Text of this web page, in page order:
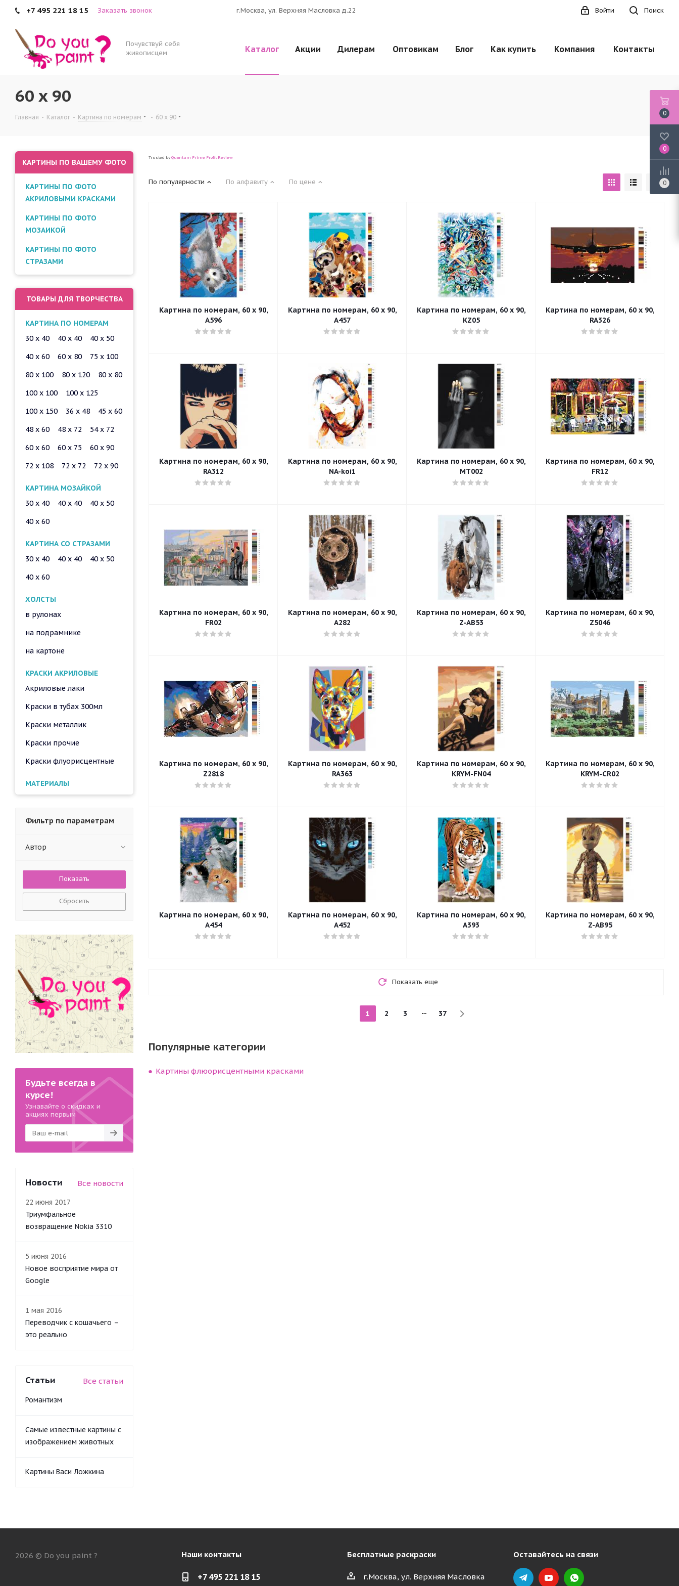
+7 495 221 18 15 Заказать звонок г.Москва, ул. Верхняя Масловка д.22 Поиск
Войти
Почувствуй себя
живописцем
Каталог Акции Дилерам Оптовикам Блог Как купить Компания Контакты
60 x 90
Главная - Каталог - Картина по номерам - 60 x 90
Trusted by Quantum Prime Profit Review
По популярности По алфавиту По цене
Картина по номерам, 60 x 90,
A596
Картина по номерам, 60 x 90,
A457
Картина по номерам, 60 x 90,
KZ05
Картина по номерам, 60 x 90,
RA326
Картина по номерам, 60 x 90,
RA312
Картина по номерам, 60 x 90,
NA-koi1
Картина по номерам, 60 x 90,
MT002
Картина по номерам, 60 x 90,
FR12
Картина по номерам, 60 x 90,
FR02
Картина по номерам, 60 x 90,
A282
Картина по номерам, 60 x 90,
Z-AB53
Картина по номерам, 60 x 90,
Z5046
Картина по номерам, 60 x 90,
Z2818
Картина по номерам, 60 x 90,
RA363
Картина по номерам, 60 x 90,
KRYM-FN04
Картина по номерам, 60 x 90,
KRYM-CR02
Картина по номерам, 60 x 90,
A454
Картина по номерам, 60 x 90,
A452
Картина по номерам, 60 x 90,
A393
Картина по номерам, 60 x 90,
Z-AB95
Показать еще
1 2 3 37
Популярные категории
Картины флюорисцентными красками
КАРТИНЫ ПО ВАШЕМУ ФОТО
КАРТИНЫ ПО ФОТО
АКРИЛОВЫМИ КРАСКАМИ
КАРТИНЫ ПО ФОТО
МОЗАИКОЙ
КАРТИНЫ ПО ФОТО
СТРАЗАМИ
ТОВАРЫ ДЛЯ ТВОРЧЕСТВА
КАРТИНА ПО НОМЕРАМ
30 x 40
40 x 40
40 x 50
40 x 60
60 x 80
75 x 100
80 x 100
80 x 120
80 x 80
100 x 100
100 x 125
100 x 150
36 x 48
45 x 60
48 x 60
48 x 72
54 x 72
60 x 60
60 x 75
60 x 90
72 x 108
72 x 72 72 x 90
КАРТИНА МОЗАЙКОЙ
30 x 40
40 x 40
40 x 50
40 x 60
КАРТИНА СО СТРАЗАМИ
30 x 40
40 x 40
40 x 50
40 x 60
ХОЛСТЫ
в рулонах
на подрамнике
на картоне
КРАСКИ АКРИЛОВЫЕ
Акриловые лаки
Краски в тубах 300мл
Краски металлик
Краски прочие
Краски флуорисцентные
МАТЕРИАЛЫ
Фильтр по параметрам
Автор
Сбросить
Будьте всегда в
курсе!
Узнавайте о скидках и
акциях первым
Новости Все новости
22 июня 2017
Триумфальное
возвращение Nokia 3310
5 июня 2016
Новое восприятие мира от
Google
1 мая 2016
Переводчик с кошачьего –
это реально
Статьи Все статьи
Романтизм
Самые известные картины с
изображением животных
Картины Васи Ложкина
2026 © Do you paint ? Наши контакты Бесплатные раскраски
+7 495 221 18 15
г.Москва, ул. Верхняя Масловка
Оставайтесь на связи
0
0
0